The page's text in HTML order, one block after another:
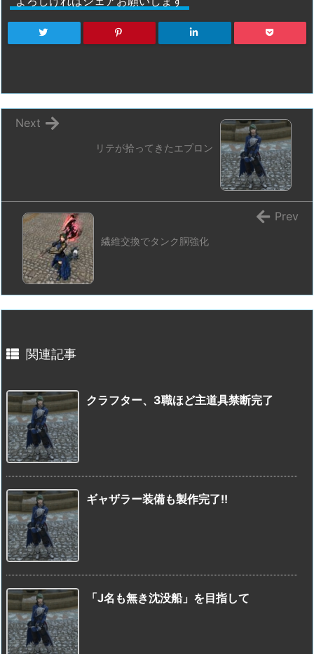
リテが拾ってきたエプロン
Next
繊維交換でタンク胴強化
Prev
関連記事
クラフター、3職ほど主道具禁断完了
ギャザラー装備も製作完了!!
「J名も無き沈没船」を目指して